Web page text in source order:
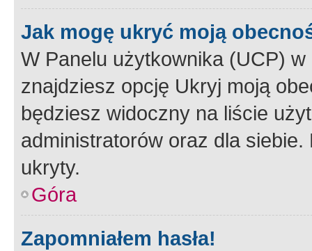
Jak mogę ukryć moją
W Panelu użytkownika (UCP) w
znajdziesz opcję Ukryj moją
będziesz widoczny na liście
administratorów oraz dla
ukryty.
Góra
Zapomniałem hasła!